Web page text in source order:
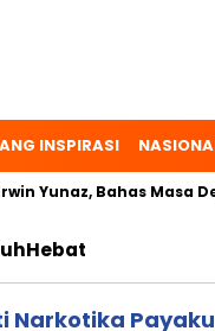
INSPIRASI
Bahas Masa
Narkotika